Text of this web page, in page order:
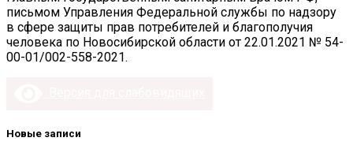
письмом Управления Федеральной службы по надзору
в сфере защиты прав потребителей и благополучия
человека по Новосибирской области от 22.01.2021 № 54-
00-01/002-558-2021.
Новые записи